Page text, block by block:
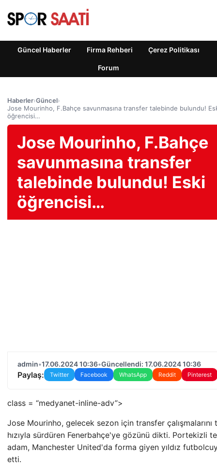
Güncel Haberler Firma Rehberi Çerez Politikası
Forum
Haberler›Güncel›
Jose Mourinho, F.Bahçe savunmasına transfer talebinde bulundu!
öğrencisi…
Jose Mourinho, F.Bahçe
savunmasına transfer
talebinde bulundu! Eski
öğrencisi…
admin•17.06.2024 10:36•Güncellendi: 17.06.2024 10:36
Paylaş: Twitter Facebook WhatsApp Reddit Pinterest
class = “medyanet-inline-adv”>
Jose Mourinho, gelecek sezon için transfer çalışmalarını
hızıyla sürdüren Fenerbahçe'ye gözünü dikti. Portekizli
adam, Manchester United'da forma giyen yıldız
etti.